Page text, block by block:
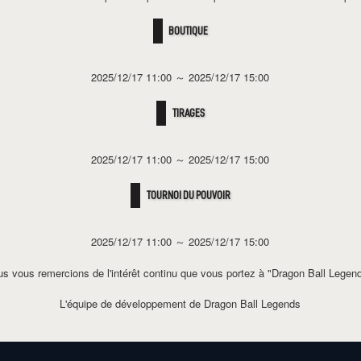
BOUTIQUE
2025/12/17 11:00 ～2025/12/17 15:00
TIRAGES
2025/12/17 11:00 ～2025/12/17 15:00
TOURNOI DU POUVOIR
2025/12/17 11:00 ～2025/12/17 15:00
vous remercions de l'intérêt continu que vous portez à "Dragon Ball
L'équipe de développement de Dragon Ball Legends